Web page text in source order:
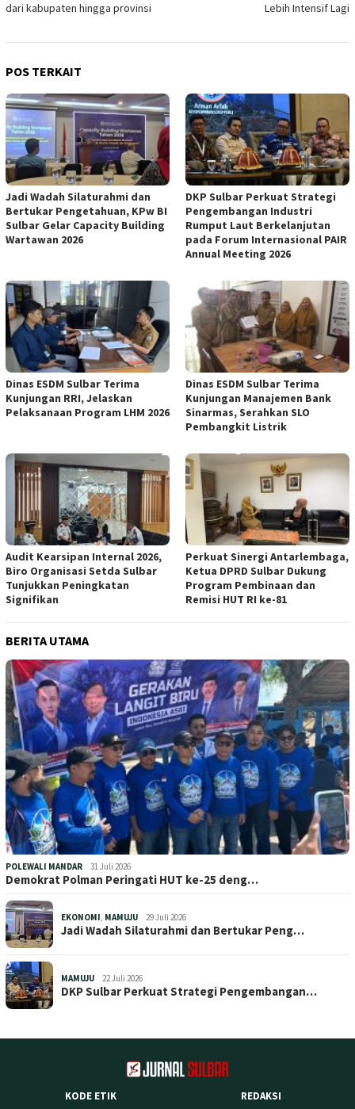
dari kabupaten hingga provinsi
Lebih Intensif Lagi
POS TERKAIT
Jadi Wadah Silaturahmi dan
Bertukar Pengetahuan, KPw BI
Sulbar Gelar Capacity Building
Wartawan 2026
DKP Sulbar Perkuat Strategi
Pengembangan Industri
Rumput Laut Berkelanjutan
pada Forum Internasional PAIR
Annual Meeting 2026
Dinas ESDM Sulbar Terima
Kunjungan RRI, Jelaskan
Pelaksanaan Program LHM 2026
Dinas ESDM Sulbar Terima
Kunjungan Manajemen Bank
Sinarmas, Serahkan SLO
Pembangkit Listrik
Audit Kearsipan Internal 2026,
Biro Organisasi Setda Sulbar
Tunjukkan Peningkatan
Signifikan
Perkuat Sinergi Antarlembaga,
Ketua DPRD Sulbar Dukung
Program Pembinaan dan
Remisi HUT RI ke-81
BERITA UTAMA
POLEWALI MANDAR 31 Juli 2026
Demokrat Polman Peringati HUT ke-25 deng…
EKONOMI, MAMUJU 29 Juli 2026
Jadi Wadah Silaturahmi dan Bertukar Peng…
MAMUJU 22 Juli 2026
DKP Sulbar Perkuat Strategi Pengembangan…
KODE ETIK REDAKSI